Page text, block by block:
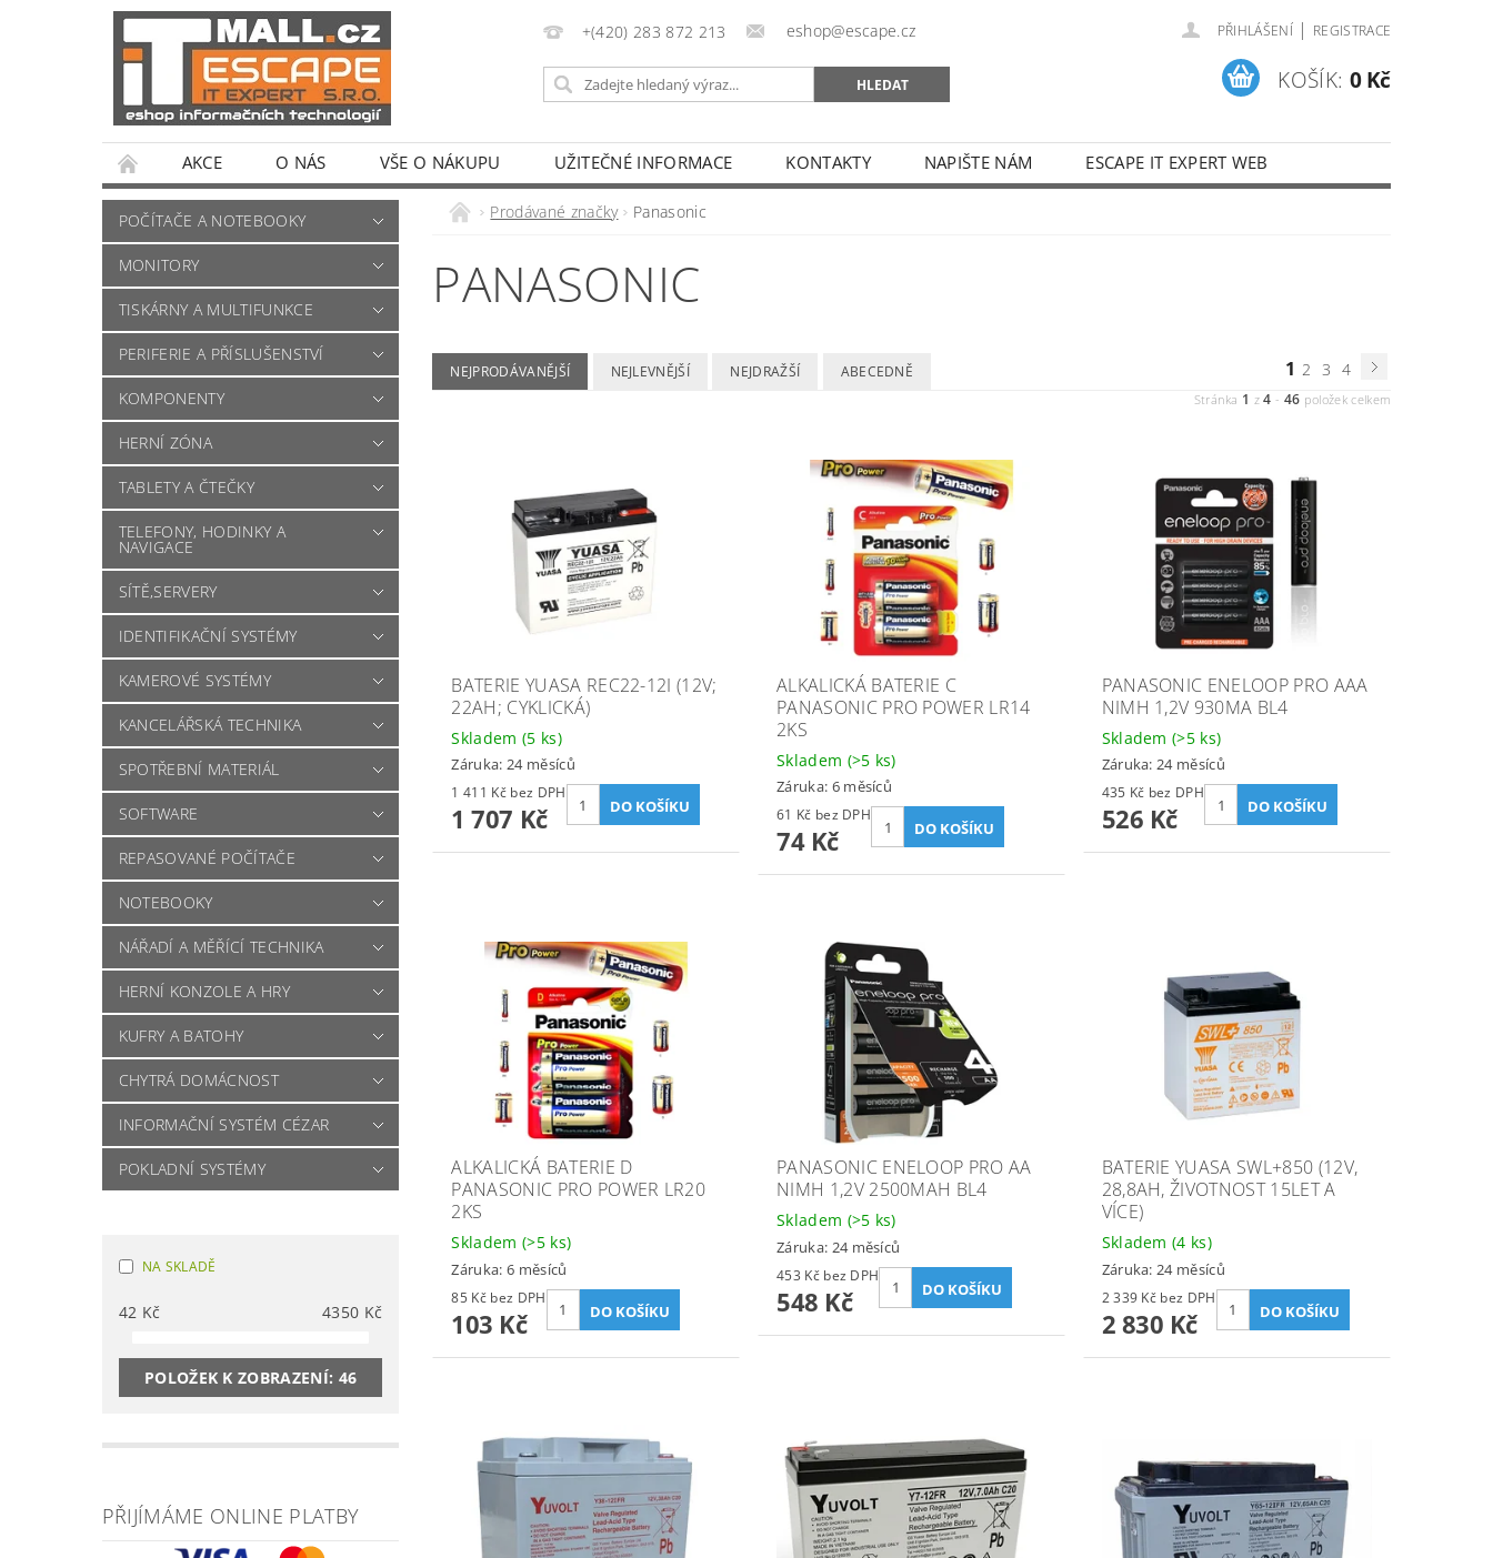
+(420) 283 872 213 eshop@escape.cz PŘIHLÁŠENÍ | REGISTRACE
KOŠÍK: 0 Kč
AKCE O NÁS VŠE O NÁKUPU UŽITEČNÉ INFORMACE KONTAKTY NAPIŠTE NÁM ESCAPE IT EXPERT WEB
POČÍTAČE A NOTEBOOKY
MONITORY
TISKÁRNY A MULTIFUNKCE
PERIFERIE A PŘÍSLUŠENSTVÍ
KOMPONENTY
HERNÍ ZÓNA
TABLETY A ČTEČKY
TELEFONY, HODINKY A
NAVIGACE
SÍTĚ,SERVERY
IDENTIFIKAČNÍ SYSTÉMY
KAMEROVÉ SYSTÉMY
KANCELÁŘSKÁ TECHNIKA
SPOTŘEBNÍ MATERIÁL
SOFTWARE
REPASOVANÉ POČÍTAČE
NOTEBOOKY
NÁŘADÍ A MĚŘÍCÍ TECHNIKA
HERNÍ KONZOLE A HRY
KUFRY A BATOHY
CHYTRÁ DOMÁCNOST
INFORMAČNÍ SYSTÉM CÉZAR
POKLADNÍ SYSTÉMY
NA SKLADĚ
42 Kč 4350 Kč
POLOŽEK K ZOBRAZENÍ: 46
PŘIJÍMÁME ONLINE PLATBY
Prodávané značky Panasonic
PANASONIC
NEJPRODÁVANĚJŠÍ NEJLEVNĚJŠÍ NEJDRAŽŠÍ ABECEDNĚ 1 2 3 4
Stránka 1 z4 - 46 položek celkem
BATERIE YUASA REC22-12I (12V;
22AH; CYKLICKÁ)
Skladem (5 ks)
Záruka: 24 měsíců
1 411 Kč bez DPH
1 707 Kč
ALKALICKÁ BATERIE C
PANASONIC PRO POWER LR14
2KS
Skladem (>5 ks)
Záruka: 6 měsíců
61 Kč bez DPH
74 Kč
PANASONIC ENELOOP PRO AAA
NIMH 1,2V 930MA BL4
Skladem(>5 ks)
Záruka: 24 měsíců
435 Kč bez DPH
526 Kč
ALKALICKÁ BATERIE D
PANASONIC PRO POWER LR20
2KS
Skladem (>5 ks)
Záruka: 6 měsíců
85 Kč bez DPH
103 Kč
PANASONIC ENELOOP PRO AA
NIMH 1,2V 2500MAH BL4
Skladem (>5 ks)
Záruka: 24 měsíců
453 Kč bez DPH
548 Kč
BATERIE YUASA SWL+850 (12V,
28,8AH, ŽIVOTNOST 15LET A
VÍCE)
Skladem(4 ks)
Záruka: 24 měsíců
2 339 Kč bez DPH
2 830 Kč